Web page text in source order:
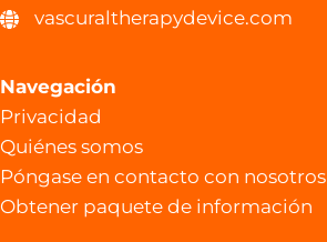
vascuraltherapydevice.com
Navegación
Privacidad
Quiénes somos
Póngase en contacto con nosotros
Obtener paquete de información